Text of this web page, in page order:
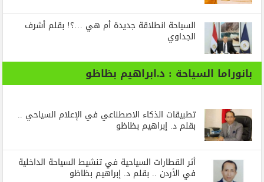
السياحة انطلاقة جديدة أم هي …؟! بقلم أشرف
الجداوي
بانوراما السياحة : د.ابراهيم بظاظو
تطبيقات الذكاء الاصطناعي في الإعلام السياحي ..
بقلم د. إبراهيم بظاظو
أثر القطارات السياحية في تنشيط السياحة الداخلية
في الأردن .. بقلم د. إبراهيم بظاظو